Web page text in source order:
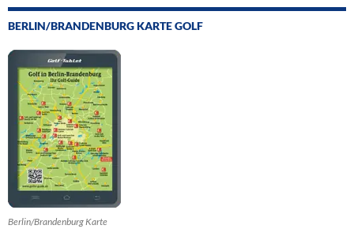
BERLIN/BRANDENBURG KARTE GOLF
Berlin/Brandenburg Karte